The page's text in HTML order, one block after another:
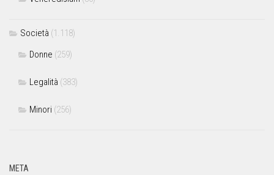
Società (1.118)
Donne (259)
Legalità (383)
Minori (256)
META